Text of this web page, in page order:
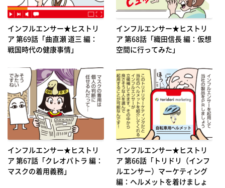
インフルエンサー★ヒストリ
ア 第69話「曲直瀬 道三 編：
戦国時代の健康事情」
インフルエンサー★ヒストリ
ア 第68話「織田信長 編：仮想
空間に行ってみた」
インフルエンサー★ヒストリ
ア 第67話「クレオパトラ 編：
マスクの着用義務」
インフルエンサー★ヒストリ
ア 第66話「トリドリ（インフ
ルエンサー）マーケティング
編：ヘルメットを着けましょ